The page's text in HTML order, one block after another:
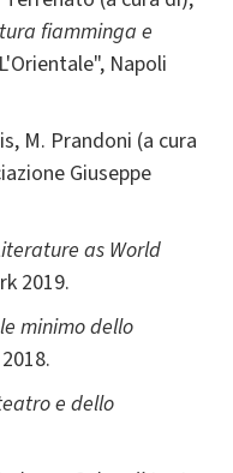
fiamminga e
Napoli
M. Prandoni (a cura
Giuseppe
as World
2019.
minimo dello
e dello